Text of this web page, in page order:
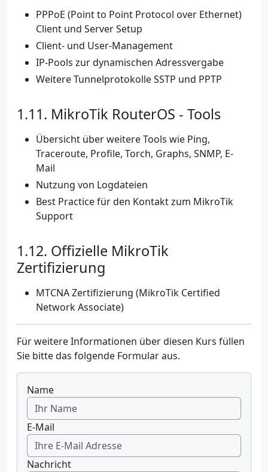
PPPoE (Point to Point Protocol over Ethernet)
Client und Server Setup
Client- und User-Management
IP-Pools zur dynamischen Adressvergabe
Weitere Tunnelprotokolle SSTP und PPTP
MikroTik RouterOS - Tools
Übersicht über weitere Tools wie Ping,
Traceroute, Profile, Torch, Graphs, SNMP, E-
Mail
Nutzung von Logdateien
Best Practice für den Kontakt zum MikroTik
Support
Offizielle MikroTik
Zertifizierung
MTCNA Zertifizierung (MikroTik Certified
Network Associate)
Für weitere Informationen über diesen Kurs füllen
Sie bitte das folgende Formular aus.
Name
E-Mail
Nachricht